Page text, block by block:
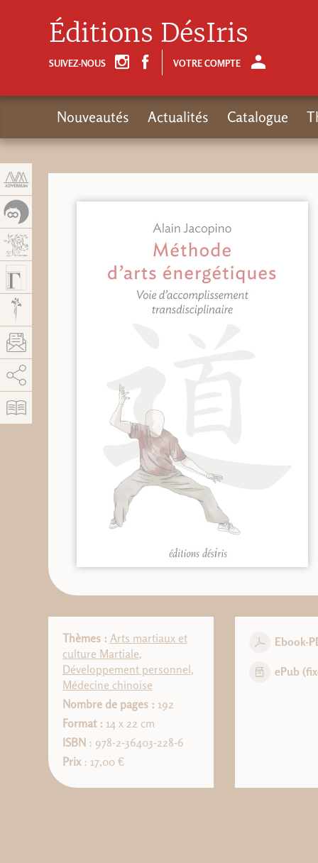
Thèmes : Arts martiaux et
culture Martiale,
Développement personnel,
Médecine chinoise
Nombre de pages : 192
Format : 14 x 22 cm
ISBN : 978-2-36403-228-6
Prix: 17,00 €
Ebook-
ePub
Éditions DésIris
SUIVEZ-NOUS VOTRE COMPTE
Nouveautés Actualités Catalogue